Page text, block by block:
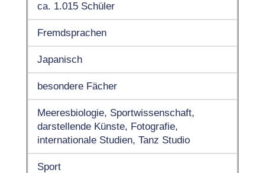
ca. 1.015 Schüler
Fremdsprachen
Japanisch
besondere Fächer
Meeresbiologie, Sportwissenschaft,
darstellende Künste, Fotografie,
internationale Studien, Tanz Studio
Sport